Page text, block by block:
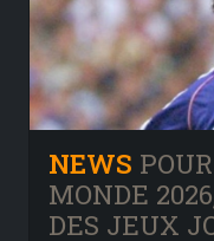
NEWS
MONDE
DES JEUX